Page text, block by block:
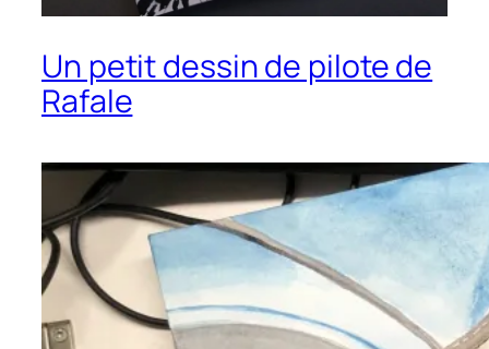
Un petit dessin de pilote de
Rafale